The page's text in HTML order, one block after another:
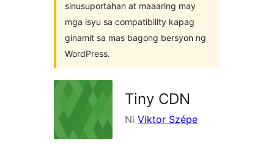
sinusuportahan at maaaring may
mga isyu sa compatibility kapag
ginamit sa mas bagong bersyon ng
WordPress.
Tiny CDN
Ni Viktor Szépe